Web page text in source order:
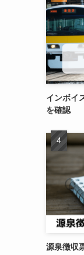
インボイ
を確認
源泉徴収